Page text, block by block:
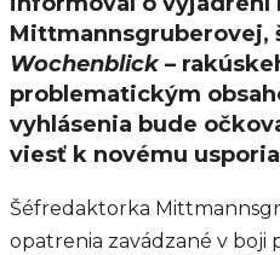
Mittmannsgruberovej,
Wochenblick–
problematickým
vyhlásenia bude
viesť k novému
Šéfredaktorka
opatrenia zavádzané v boji